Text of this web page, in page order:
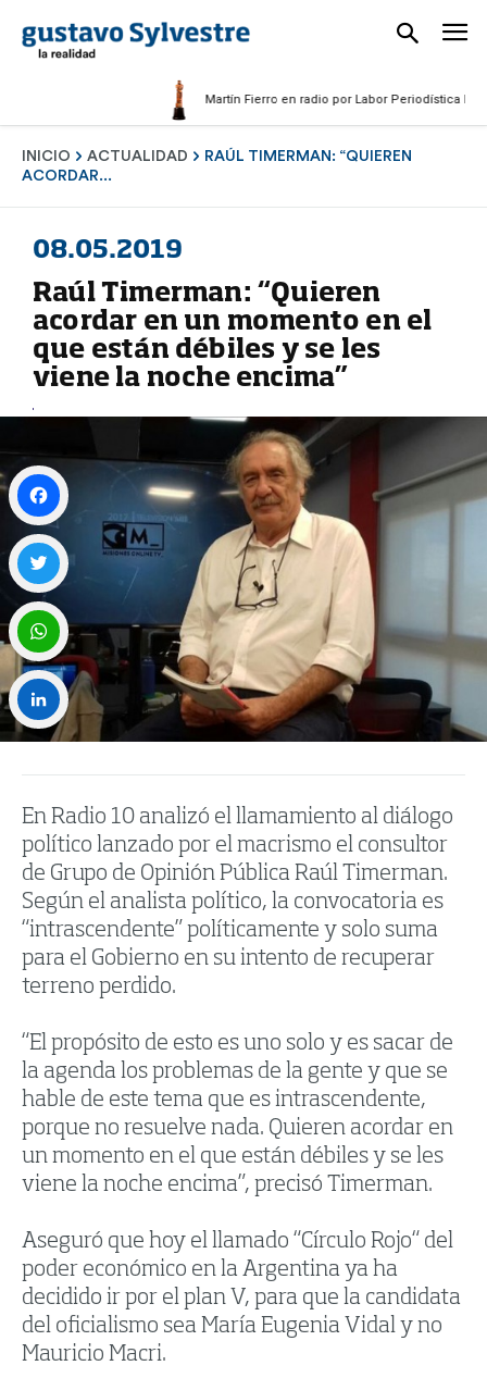
Martín Fierro en radio por Labor Periodística Masculina
INICIO ACTUALIDAD
RAÚL TIMERMAN: “QUIEREN
ACORDAR...
08.05.2019
Raúl Timerman: “Quieren
acordar en un momento en el
que están débiles y se les
viene la noche encima”
En Radio 10 analizó el llamamiento al diálogo
político lanzado por el macrismo el consultor
de Grupo de Opinión Pública Raúl Timerman.
Según el analista político, la convocatoria es
“intrascendente” políticamente y solo suma
para el Gobierno en su intento de recuperar
terreno perdido.
“El propósito de esto es uno solo y es sacar de
la agenda los problemas de la gente y que se
hable de este tema que es intrascendente,
porque no resuelve nada. Quieren acordar en
un momento en el que están débiles y se les
viene la noche encima”, precisó Timerman.
Aseguró que hoy el llamado “Círculo Rojo“ del
poder económico en la Argentina ya ha
decidido ir por el plan V, para que la candidata
del oficialismo sea María Eugenia Vidal y no
Mauricio Macri.
Facebook
Twitter
WhatsApp
LinkedIn